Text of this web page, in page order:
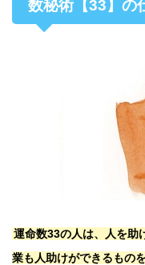
数秘術【33】の
運命数33の人は、人を助
業も人助けができるもの